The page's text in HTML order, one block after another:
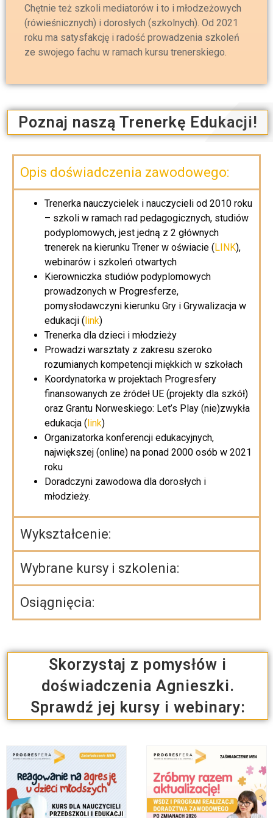
Chętnie też szkoli mediatorów i to i młodzeżowych
(rówieśnicznych) i dorosłych (szkolnych). Od 2021
roku ma satysfakcję i radość prowadzenia szkoleń
ze swojego fachu w ramach kursu trenerskiego.
Poznaj naszą Trenerkę Edukacji!
Opis doświadczenia zawodowego:
Trenerka nauczycielek i nauczycieli od 2010 roku
– szkoli w ramach rad pedagogicznych, studiów
podyplomowych, jest jedną z 2 głównych
trenerek na kierunku Trener w oświacie (LINK),
webinarów i szkoleń otwartych
Kierowniczka studiów podyplomowych
prowadzonych w Progresferze,
pomysłodawczyni kierunku Gry i Grywalizacja w
edukacji (link)
Trenerka dla dzieci i młodzieży
Prowadzi warsztaty z zakresu szeroko
rozumianych kompetencji miękkich w szkołach
Koordynatorka w projektach Progresfery
finansowanych ze źródeł UE (projekty dla szkół)
oraz Grantu Norweskiego: Let’s Play (nie)zwykła
edukacja (link)
Organizatorka konferencji edukacyjnych,
największej (online) na ponad 2000 osób w 2021
roku
Doradczyni zawodowa dla dorosłych i
młodzieży.
Wykształcenie:
Wybrane kursy i szkolenia:
Osiągnięcia:
Skorzystaj z pomysłów i
doświadczenia Agnieszki.
Sprawdź jej kursy i webinary: